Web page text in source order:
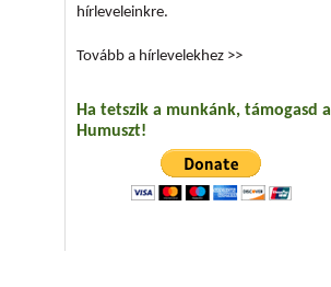
hírleveleinkre.
Tovább a hírlevelekhez >>
Ha tetszik a munkánk, támogasd a
Humuszt!